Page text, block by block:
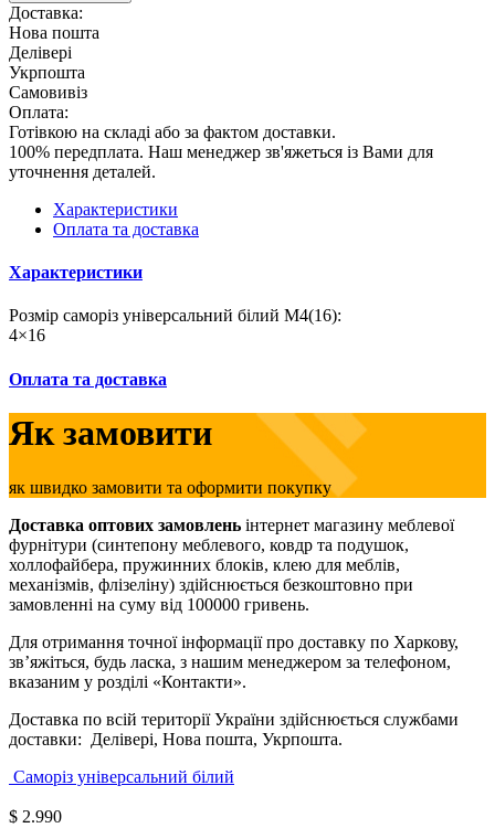
Доставка:
Нова пошта
Делівері
Укрпошта
Самовивіз
Оплата:
Готівкою на складі або за фактом доставки.
100% передплата. Наш менеджер зв'яжеться із Вами для
уточнення деталей.
Характеристики
Оплата та доставка
Характеристики
Розмір саморіз універсальний білий М4(16):
4×16
Оплата та доставка
Як замовити
як швидко замовити та оформити покупку
Доставка оптових замовлень інтернет магазину меблевої
фурнітури (синтепону меблевого, ковдр та подушок,
холлофайбера, пружинних блоків, клею для меблів,
механізмів, флізеліну) здійснюється безкоштовно при
замовленні на суму від 100000 гривень.
Для отримання точної інформації про доставку по Харкову,
зв’яжіться, будь ласка, з нашим менеджером за телефоном,
вказаним у розділі «Контакти».
Доставка по всій території України здійснюється службами
доставки: Делівері, Нова пошта, Укрпошта.
Саморіз універсальний білий
$ 2.990